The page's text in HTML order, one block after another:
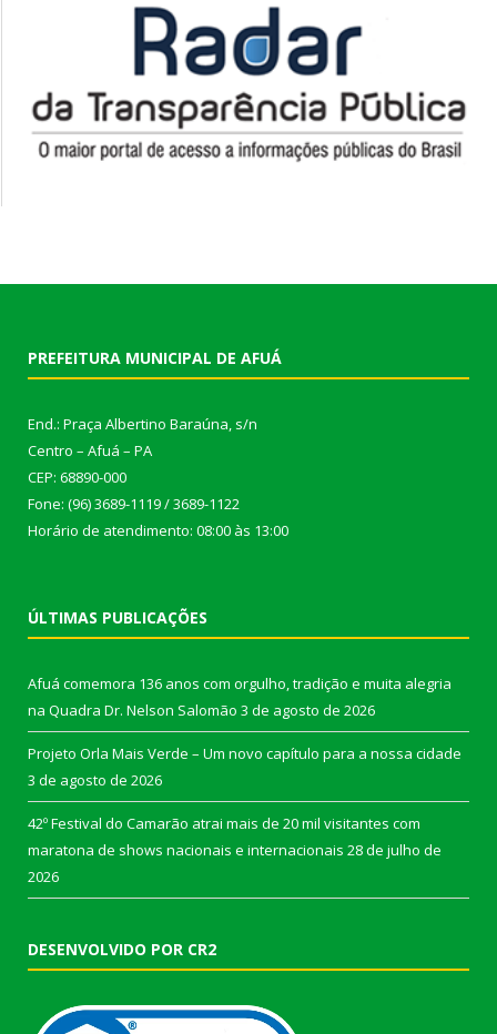
PREFEITURA MUNICIPAL DE AFUÁ
End.: Praça Albertino Baraúna, s/n
Centro – Afuá – PA
CEP: 68890-000
Fone: (96) 3689-1119 / 3689-1122
Horário de atendimento: 08:00 às 13:00
ÚLTIMAS PUBLICAÇÕES
Afuá comemora 136 anos com orgulho, tradição e muita alegria
na Quadra Dr. Nelson Salomão 3 de agosto de 2026
Projeto Orla Mais Verde – Um novo capítulo para a nossa cidade
3 de agosto de 2026
42º Festival do Camarão atrai mais de 20 mil visitantes com
maratona de shows nacionais e internacionais 28 de julho de
2026
DESENVOLVIDO POR CR2